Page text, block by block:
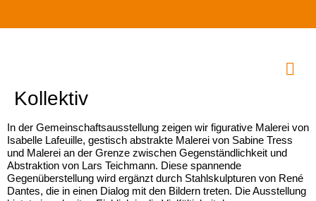
Kollektiv
In der Gemeinschaftsausstellung zeigen wir figurative Malerei von
Isabelle Lafeuille, gestisch abstrakte Malerei von Sabine Tress
und Malerei an der Grenze zwischen Gegenständlichkeit und
Abstraktion von Lars Teichmann. Diese spannende
Gegenüberstellung wird ergänzt durch Stahlskulpturen von René
Dantes, die in einen Dialog mit den Bildern treten. Die Ausstellung